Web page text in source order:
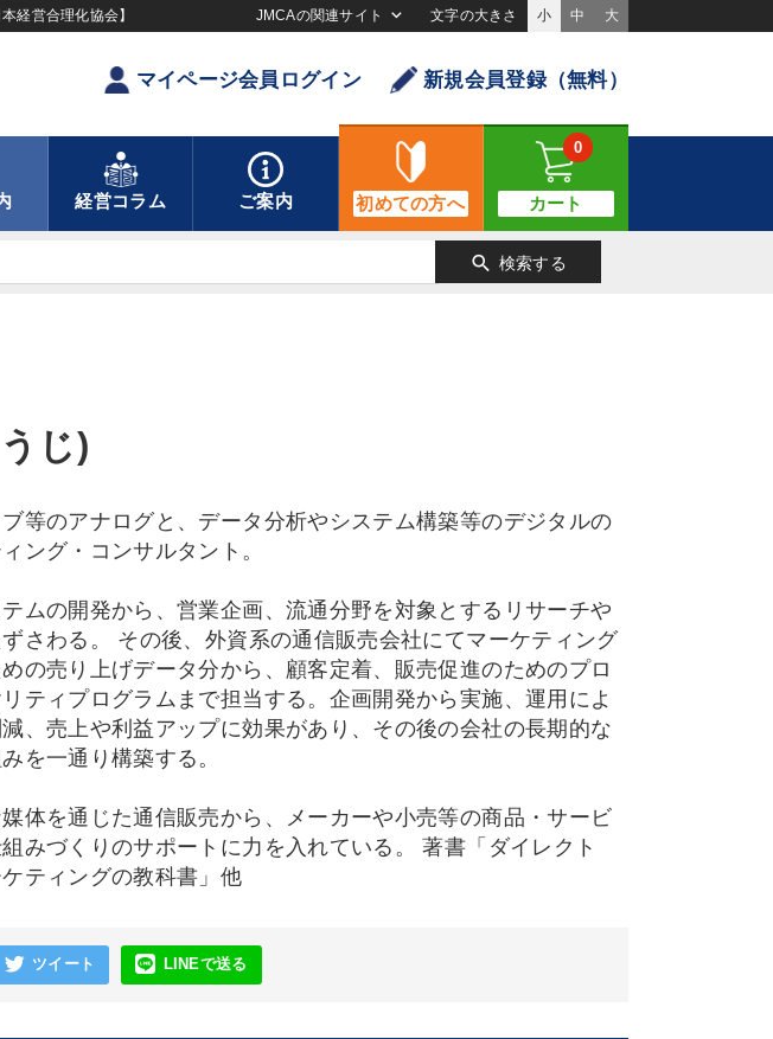
経営合理化協会】 JMCAの関連サイト 文字の大きさ 小 中 大
マイページ会員ログイン 新規会員登録（無料）
経営コラム ご案内 初めての方へ カート
0
search 検索する
じ)
等のアナログと、データ分析やシステム構築等のデジタルの
ング・コンサルタント。
ムの開発から、営業企画、流通分野を対象とするリサーチや
さわる。 その後、外資系の通信販売会社にてマーケティング
の売り上げデータ分から、顧客定着、販売促進のためのプロ
ティプログラムまで担当する。企画開発から実施、運用によ
、売上や利益アップに効果があり、その後の会社の長期的な
を一通り構築する。
体を通じた通信販売から、メーカーや小売等の商品・サービ
みづくりのサポートに力を入れている。 著書「ダイレクト
ティングの教科書」他
ツイート LINEで送る